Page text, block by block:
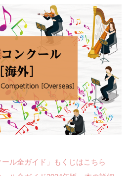
ール全ガイド」もくじはこちら